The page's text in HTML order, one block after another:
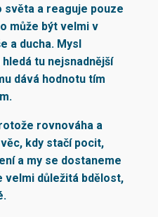
a reaguje pouze
může být velmi v
a ducha. Mysl
tu nejsnadnější
dává hodnotu tím
rovnováha a
kdy stačí pocit,
a my se dostaneme
velmi důležitá bdělost,